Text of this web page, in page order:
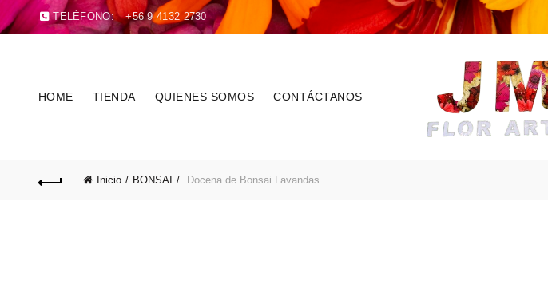
TELÉFONO: +56 9 4132 2730
HOME TIENDA QUIENES SOMOS CONTÁCTANOS
Inicio BONSAI Docena de Bonsai Lavandas